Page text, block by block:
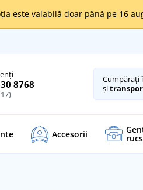
este valabilă doar până pe 16
8768 Cumpărați
și
Accesorii